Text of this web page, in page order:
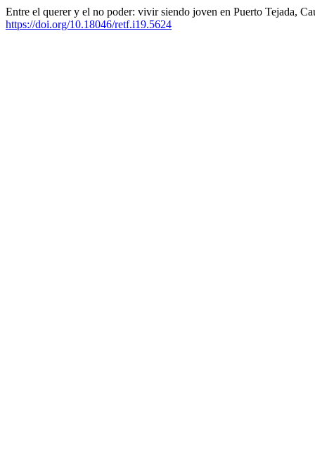
Entre el querer y el no poder: vivir siendo joven en Puerto Tejada,
https://doi.org/10.18046/retf.i19.5624